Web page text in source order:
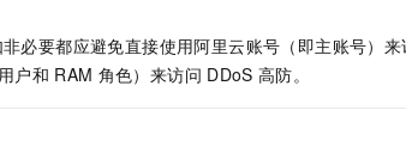
必要都应避免直接使用阿里云账号（即主账号）来
用户和 RAM 角色）来访问 DDoS 高防。
NEW
舰模型，长程编程与推理利器
HappyHorse-1.1-T2V
平台 PAI 大模型
发、训练和推理服务
Qoder
面向真实软件的智能体编
Agent，打造自进化智能体
持久记忆，越用越聪明
+ GStack 打造工程团队
5 分钟轻松部署专属
模型订阅计划 NEW
Max 首发尝鲜，限时加量 10 倍，夜间低至2折
限时限量积分加倍
AI 广告创作
图文、视频一站生成，
识别
JAVA
云网络合作计划
信息公告
官网公告
量
刻
魔搭 ModelScope